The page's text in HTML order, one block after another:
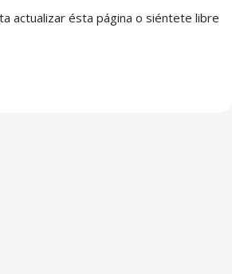
actualizar ésta página o siéntete libre